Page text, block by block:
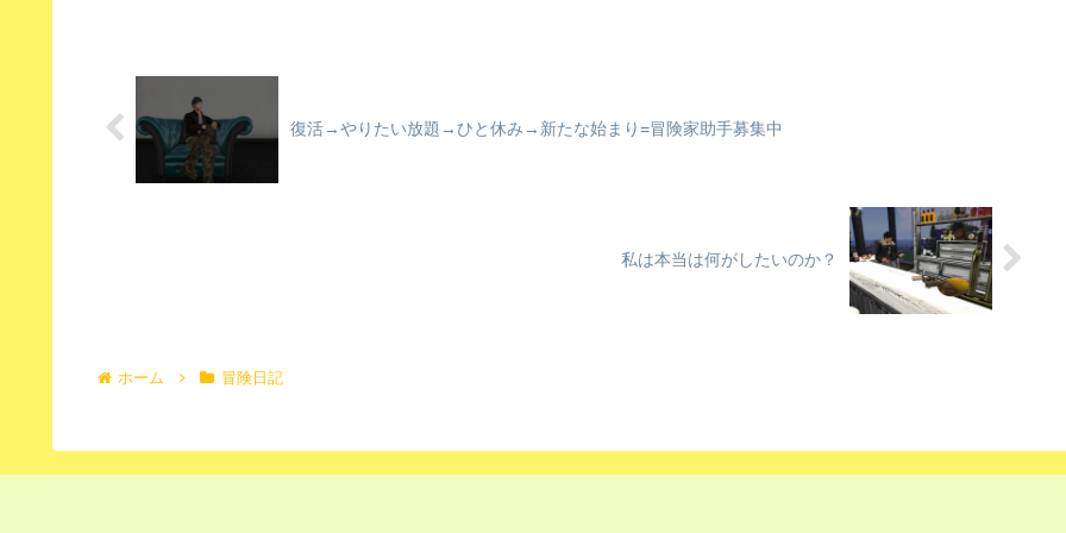
復活→やりたい放題→ひと休み→新たな始まり=冒険家助手募集中
私は本当は何がしたいのか？
ホーム 冒険日記